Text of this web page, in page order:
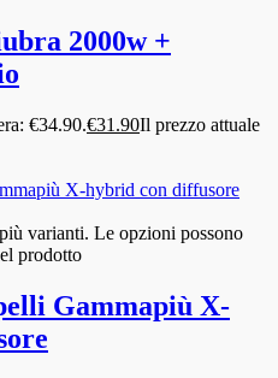
2000w +
€34.90.€31.90Il prezzo attuale
varianti. Le opzioni possono
prodotto
Gammapiù X-